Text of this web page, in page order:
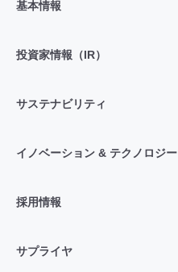
基本情報
投資家情報（IR）
サステナビリティ
イノベーション & テクノロジー
採用情報
サプライヤ